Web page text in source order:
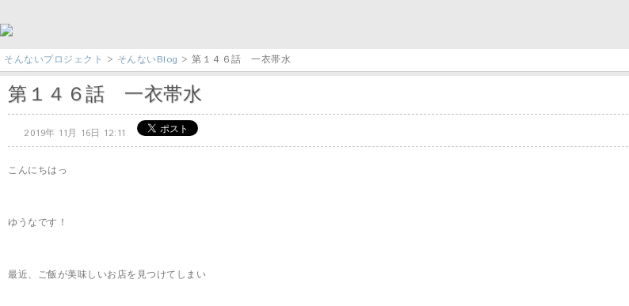
そんないプロジェクト > そんないBlog > 第１４６話 一衣帯水
第１４６話 一衣帯水
2019年 11月 16日 12:11
こんにちはっ
ゆうなです！
最近、ご飯が美味しいお店を見つけてしまい